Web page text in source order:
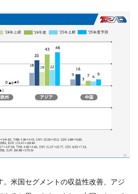
米国セグメントの収益性改善、アジ